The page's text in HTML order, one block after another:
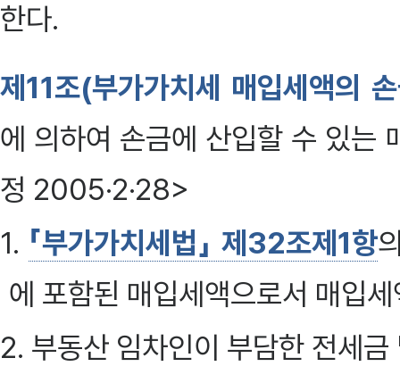
한다.
제11조(부가가치세 매입세액의
에 의하여 손금에 산입할 수 있는
정 2005·2·28>
1. 「부가가치세법」 제32조제1항
에 포함된 매입세액으로서 매입
2. 부동산 임차인이 부담한 전세